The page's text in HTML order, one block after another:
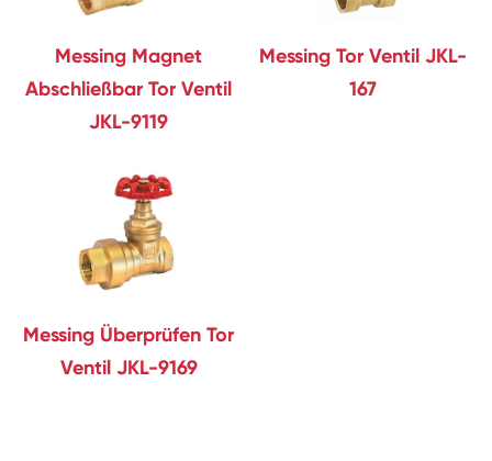
Messing Magnet
Abschließbar Tor Ventil
JKL-9119
Messing Tor Ventil JKL-
167
Messing Überprüfen Tor
Ventil JKL-9169